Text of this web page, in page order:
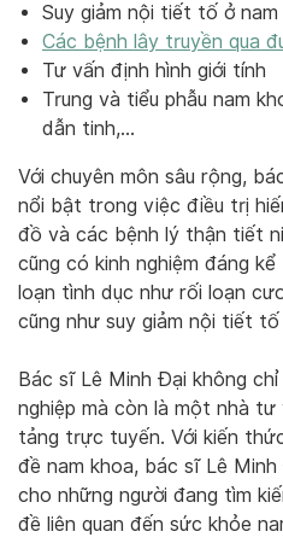
Suy giảm nội tiết tố ở nam
Các bệnh lây truyền qua
Tư vấn định hình giới tính
Trung và tiểu phẫu nam
dẫn tinh,…
Với chuyên môn sâu rộng,
nổi bật trong việc điều trị
đồ và các bệnh lý thận tiết
cũng có kinh nghiệm đáng
loạn tình dục như rối loạn
cũng như suy giảm nội tiết tố
Bác sĩ Lê Minh Đại không
nghiệp mà còn là một nhà
tảng trực tuyến. Với kiến
đề nam khoa, bác sĩ Lê
cho những người đang tìm
đề liên quan đến sức khỏe